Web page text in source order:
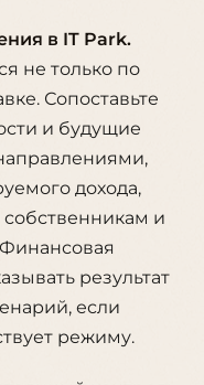
в IT Park.
не только по
Сопоставьте
и будущие
дохода,
и
результат
если
режиму.